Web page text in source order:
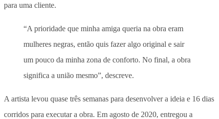
para uma cliente.
“A prioridade que minha amiga queria na obra eram
mulheres negras, então quis fazer algo original e sair
um pouco da minha zona de conforto. No final, a obra
significa a união mesmo”, descreve.
A artista levou quase três semanas para desenvolver a ideia e 16 dias
corridos para executar a obra. Em agosto de 2020, entregou a